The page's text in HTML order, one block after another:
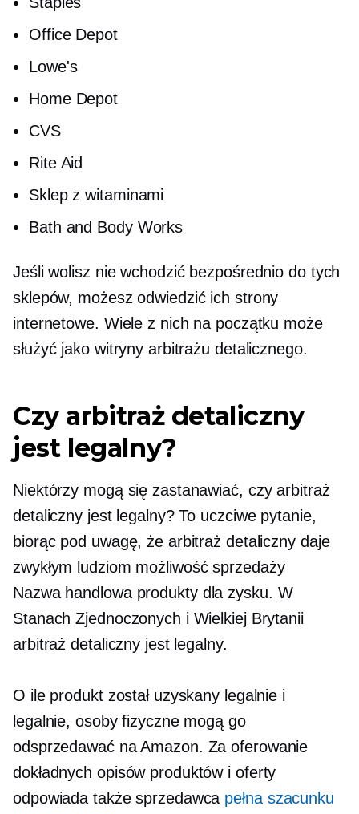
Office Depot
Lowe's
Home Depot
CVS
Rite Aid
Sklep z witaminami
Bath and Body Works
Jeśli wolisz nie wchodzić bezpośrednio do tych
sklepów, możesz odwiedzić ich strony
internetowe. Wiele z nich na początku może
służyć jako witryny arbitrażu detalicznego.
Czy arbitraż detaliczny
jest legalny?
Niektórzy mogą się zastanawiać, czy arbitraż
detaliczny jest legalny? To uczciwe pytanie,
biorąc pod uwagę, że arbitraż detaliczny daje
zwykłym ludziom możliwość sprzedaży
Nazwa handlowaprodukty dla zysku. W
Stanach Zjednoczonych i Wielkiej Brytanii
arbitraż detaliczny jest legalny.
O ile produkt został uzyskany legalnie i
legalnie, osoby fizyczne mogą go
odsprzedawać na Amazon. Za oferowanie
dokładnych opisów produktów i oferty
odpowiada także sprzedawca pełna szacunku